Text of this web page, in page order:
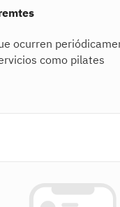
ocurren
como pilates